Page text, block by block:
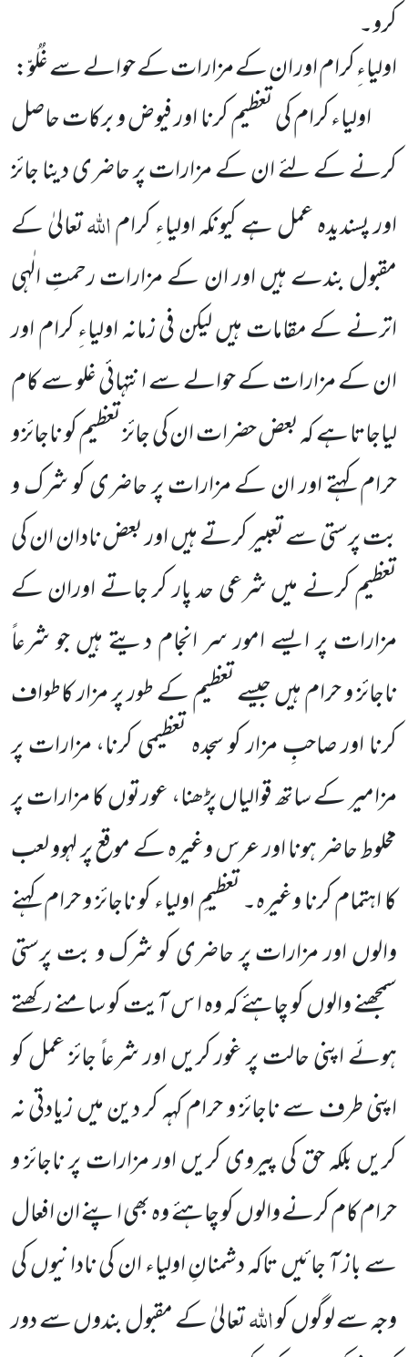
کرو۔
اولیاءِ کرام اور ان کے مزارات کے حوالے سے غُلُوّ:
اولیاء کرام کی تعظیم کرنا اور فیوض و برکات حاصل
کرنے کے لئے ان کے مزارات پر حاضری دینا جائز
اور پسندیدہعمل ہے کیونکہ اولیاءِ کراماللہتعالیٰ کے
مقبول بندے ہیں اور ان کے مزارات رحمتِ الٰہی
اترنے کے مقامات ہیں لیکن فی زمانہ اولیاءِ کرام اور
ان کے مزارات کے حوالے سے انتہائی غلو سے کام
لیاجاتا ہے کہ بعض حضرات ان کی جائز تعظیم کو ناجائز و
حرام کہتے اور ان کے مزارات پر حاضری کو شرک و
بت پرستی سے تعبیر کرتے ہیں اور بعض نادان ان کی
تعظیم کرنے میں شرعی حد پار کر جاتے اوران کے
مزارات پر ایسے امور سر انجام دیتے ہیں جو شرعاً
ناجائز و حرام ہیں جیسے تعظیم کے طور پر مزار کاطواف
کرنا اور صاحبِ مزار کو سجدہ تعظیمی کرنا، مزارات پر
مزامیر کے ساتھ قوالیاں پڑھنا، عورتوں کا مزارات پر
مخلوط حاضر ہونا اور عرس وغیرہ کے موقع پر لہوو لعب
کا اہتمام کرنا وغیرہ۔ تعظیمِ اولیاء کو ناجائز و حرام کہنے
والوں اور مزارات پر حاضری کو شرک و بت پرستی
سمجھنے والوں کو چاہئے کہ وہ ا س آیت کو سامنے رکھتے
ہوئے اپنی حالت پر غور کریں اور شرعاً جائز عمل کو
اپنی طرف سے ناجائز و حرام کہہ کر دین میں زیادتی نہ
کریں بلکہ حق کی پیروی کریں اور مزارات پر ناجائز و
حرام کام کرنے والوں کو چاہئے وہ بھی اپنے ان افعال
سے باز آ جائیں تاکہ دشمنانِ اولیاء ان کی نادانیوں کی
وجہ سے لوگوں کواللہتعالیٰ کے مقبول بندوں سے دور